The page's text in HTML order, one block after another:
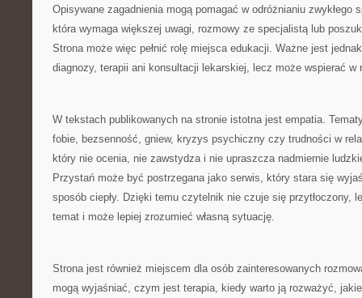
Opisywane zagadnienia mogą pomagać w odróżnianiu zwykłego
która wymaga większej uwagi, rozmowy ze specjalistą lub
Strona może więc pełnić rolę miejsca edukacji. Ważne jest
diagnozy, terapii ani konsultacji lekarskiej, lecz może wspierać w
W tekstach publikowanych na stronie istotna jest empatia.
fobie, bezsenność, gniew, kryzys psychiczny czy trudności w
który nie ocenia, nie zawstydza i nie upraszcza nadmiernie
Przystań może być postrzegana jako serwis, który stara się
sposób ciepły. Dzięki temu czytelnik nie czuje się przytłoczony,
temat i może lepiej zrozumieć własną sytuację.
Strona jest również miejscem dla osób zainteresowanych
mogą wyjaśniać, czym jest terapia, kiedy warto ją rozważyć,